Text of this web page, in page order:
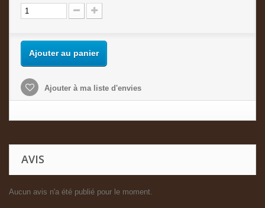
Ajouter au panier
Ajouter à ma liste d'envies
AVIS
Aucun avis n'a été publié pour le moment.